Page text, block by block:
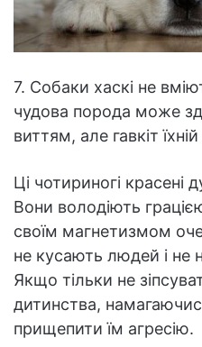
7. Собаки хаскі не
чудова порода може
виттям, але гавкіт
Ці чотириногі
Вони володіють
своїм магнетизмом
не кусають людей і не
Якщо тільки не
дитинства,
прищепити їм агресію.